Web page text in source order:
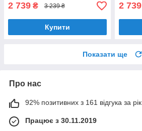
2 739 ₴ 3 239 ₴
Купити
2 739
Показати ще
Про нас
92% позитивних з 161 відгука за рік
Працює з 30.11.2019